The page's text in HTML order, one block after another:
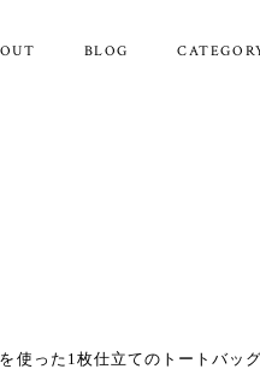
BLOG
使った1枚仕立てのトートバッ